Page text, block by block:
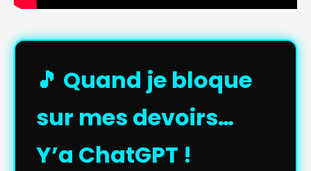
🎵 Quand je bloque
sur mes devoirs…
Y’a ChatGPT !